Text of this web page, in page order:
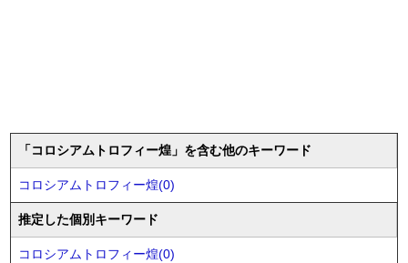
「コロシアムトロフィー煌」を含む他のキーワード
コロシアムトロフィー煌(0)
推定した個別キーワード
コロシアムトロフィー煌(0)